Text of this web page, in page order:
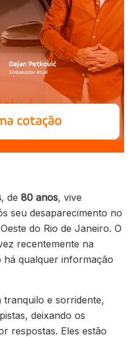
, de 80 anos, vive
seu desaparecimento no
do Rio de Janeiro. O
recentemente na
há qualquer informação
e sorridente,
deixando os
respostas. Eles estão